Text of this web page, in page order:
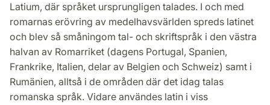
Latium, där språket ursprungligen talades. I och med
romarnas erövring av medelhavsvärlden spreds latinet
och blev så småningom tal- och skriftspråk i den västra
halvan av Romarriket (dagens Portugal, Spanien,
Frankrike, Italien, delar av Belgien och Schweiz) samt i
Rumänien, alltså i de områden där det idag talas
romanska språk. Vidare användes latin i viss